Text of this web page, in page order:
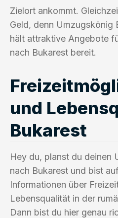
Zielort ankommt.
Geld, denn Umzugskönig
hält attraktive Angebote
nach Bukarest bereit.
und
Bukarest
Hey du, planst du deinen
nach Bukarest und bist
Informationen über
Lebensqualität in der
Dann bist du hier genau